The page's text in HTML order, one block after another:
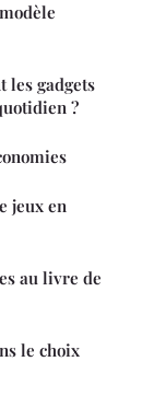
les gadgets
?
jeux en
au livre de
le choix